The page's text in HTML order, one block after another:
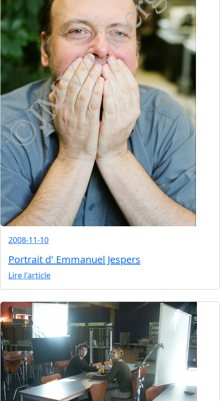
2008-11-10
Portrait d' Emmanuel Jespers
Lire l'article